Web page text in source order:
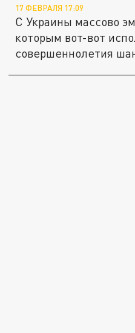
17 ФЕВРАЛЯ 17:09
С Украины массово
которым вот-вот
совершеннолетия